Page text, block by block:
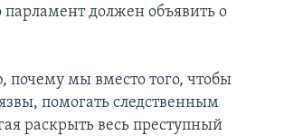
парламент должен объявить о
почему мы вместо того, чтобы
помогать следственным
раскрыть весь преступный